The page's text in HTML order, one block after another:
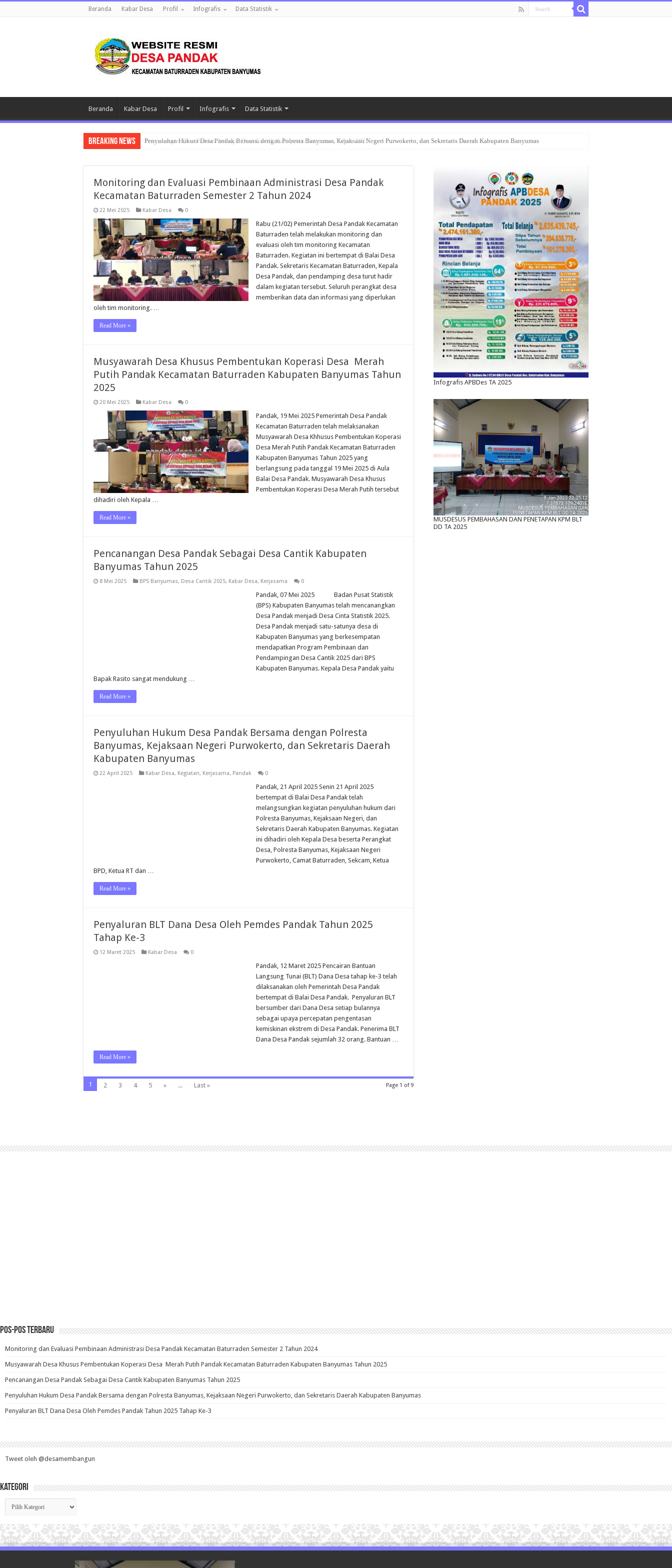
Beranda Kabar Desa Profil Infografis Data Statistik
Beranda Kabar Desa Profil Infografis Data Statistik
Breaking News Penyuluhan Hukum Desa Pandak Bersama dengan Polresta Banyumas, Kejaksaan Negeri Purwokerto, dan Sekretaris Daerah Kabupaten Banyumas
Monitoring dan Evaluasi Pembinaan Administrasi Desa Pandak
Kecamatan Baturraden Semester 2 Tahun 2024
22 Mei 2025 Kabar Desa 0
Rabu (21/02) Pemerintah Desa Pandak Kecamatan
Baturraden telah melakukan monitoring dan
evaluasi oleh tim monitoring Kecamatan
Baturraden. Kegiatan ini bertempat di Balai Desa
Pandak. Sekretaris Kecamatan Baturraden, Kepala
Desa Pandak, dan pendamping desa turut hadir
dalam kegiatan tersebut. Seluruh perangkat desa
memberikan data dan informasi yang diperlukan
oleh tim monitoring. …
Read More »
Musyawarah Desa Khusus Pembentukan Koperasi Desa Merah
Putih Pandak Kecamatan Baturraden Kabupaten Banyumas Tahun
2025
20 Mei 2025 Kabar Desa 0
Pandak, 19 Mei 2025 Pemerintah Desa Pandak
Kecamatan Baturraden telah melaksanakan
Musyawarah Desa Khhusus Pembentukan Koperasi
Desa Merah Putih Pandak Kecamatan Baturraden
Kabupaten Banyumas Tahun 2025 yang
berlangsung pada tanggal 19 Mei 2025 di Aula
Balai Desa Pandak. Musyawarah Desa Khusus
Pembentukan Koperasi Desa Merah Putih tersebut
dihadiri oleh Kepala …
Read More »
Pencanangan Desa Pandak Sebagai Desa Cantik Kabupaten
Banyumas Tahun 2025
8 Mei 2025 BPS Banyumas, Desa Cantik 2025, Kabar Desa, Kerjasama 0
Pandak, 07 Mei 2025 Badan Pusat Statistik
(BPS) Kabupaten Banyumas telah mencanangkan
Desa Pandak menjadi Desa Cinta Statistik 2025.
Desa Pandak menjadi satu-satunya desa di
Kabupaten Banyumas yang berkesempatan
mendapatkan Program Pembinaan dan
Pendampingan Desa Cantik 2025 dari BPS
Kabupaten Banyumas. Kepala Desa Pandak yaitu
Bapak Rasito sangat mendukung …
Read More »
Penyuluhan Hukum Desa Pandak Bersama dengan Polresta
Banyumas, Kejaksaan Negeri Purwokerto, dan Sekretaris Daerah
Kabupaten Banyumas
22 April 2025 Kabar Desa, Kegiatan, Kerjasama, Pandak 0
Pandak, 21 April 2025 Senin 21 April 2025
bertempat di Balai Desa Pandak telah
melangsungkan kegiatan penyuluhan hukum dari
Polresta Banyumas, Kejaksaan Negeri, dan
Sekretaris Daerah Kabupaten Banyumas. Kegiatan
ini dihadiri oleh Kepala Desa beserta Perangkat
Desa, Polresta Banyumas, Kejaksaan Negeri
Purwokerto, Camat Baturraden, Sekcam, Ketua
BPD, Ketua RT dan …
Read More »
Penyaluran BLT Dana Desa Oleh Pemdes Pandak Tahun 2025
Tahap Ke-3
12 Maret 2025 Kabar Desa 0
Pandak, 12 Maret 2025 Pencairan Bantuan
Langsung Tunai (BLT) Dana Desa tahap ke-3 telah
dilaksanakan oleh Pemerintah Desa Pandak
bertempat di Balai Desa Pandak. Penyaluran BLT
bersumber dari Dana Desa setiap bulannya
sebagai upaya percepatan pengentasan
kemiskinan ekstrem di Desa Pandak. Penerima BLT
Dana Desa Pandak sejumlah 32 orang. Bantuan …
Read More »
Page 1 of 9
1 2 3 4 5 » ... Last »
Infografis APBDes TA 2025
MUSDESUS PEMBAHASAN DAN PENETAPAN KPM BLT
DD TA 2025
Pos-pos Terbaru
Monitoring dan Evaluasi Pembinaan Administrasi Desa Pandak Kecamatan Baturraden Semester 2 Tahun 2024
Musyawarah Desa Khusus Pembentukan Koperasi Desa Merah Putih Pandak Kecamatan Baturraden Kabupaten Banyumas Tahun 2025
Pencanangan Desa Pandak Sebagai Desa Cantik Kabupaten Banyumas Tahun 2025
Penyuluhan Hukum Desa Pandak Bersama dengan Polresta Banyumas, Kejaksaan Negeri Purwokerto, dan Sekretaris Daerah Kabupaten Banyumas
Penyaluran BLT Dana Desa Oleh Pemdes Pandak Tahun 2025 Tahap Ke-3
Tweet oleh @desamembangun
Kategori
Kategori